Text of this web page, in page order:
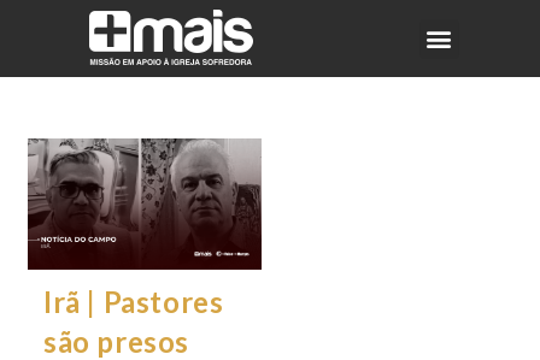
Irã | Pastores
são presos